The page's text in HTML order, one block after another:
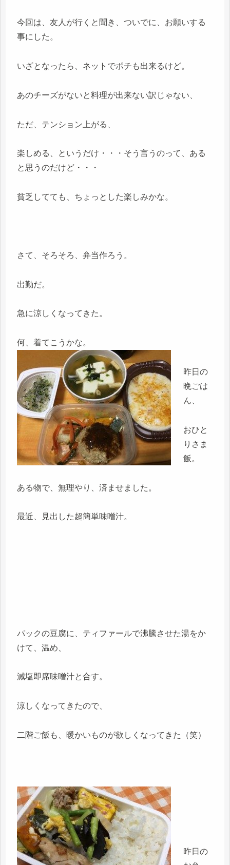
今回は、友人が行くと聞き、ついでに、お願いする
事にした。
いざとなったら、ネットでポチも出来るけど。
あのチーズがないと料理が出来ない訳じゃない、
ただ、テンション上がる、
楽しめる、というだけ・・・そう言うのって、ある
と思うのだけど・・・
貧乏してても、ちょっとした楽しみかな。
さて、そろそろ、弁当作ろう。
出勤だ。
急に涼しくなってきた。
何、着てこうかな。
昨日の
晩ごは
ん、
おひと
りさま
飯。
ある物で、無理やり、済ませました。
最近、見出した超簡単味噌汁。
パックの豆腐に、ティファールで沸騰させた湯をか
けて、温め、
減塩即席味噌汁と合す。
涼しくなってきたので、
二階ご飯も、暖かいものが欲しくなってきた（笑）
昨日の